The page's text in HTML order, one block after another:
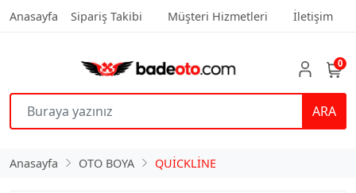
Anasayfa Sipariş Takibi Müşteri Hizmetleri İletişim
ARA
0
Anasayfa OTO BOYA QUİCKLİNE